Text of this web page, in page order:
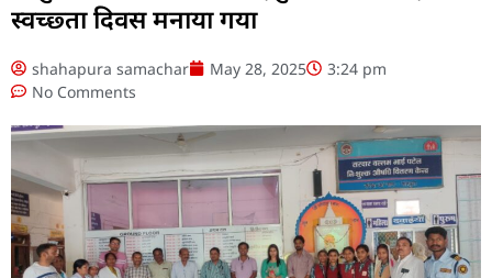
स्वच्छ्ता दिवस मनाया गया
shahapura samachar May 28, 2025
3:24 pm
No Comments